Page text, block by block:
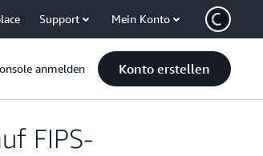
Support Mein Konto
anmelden Konto erstellen
FIPS-